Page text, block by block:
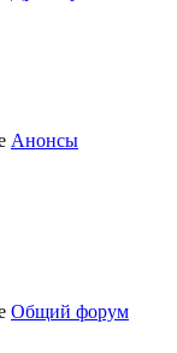
Анонсы
Общий форум